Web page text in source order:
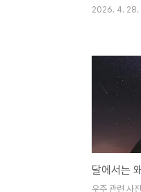
각 없이 하게
를 그냥 “위
로만 받아들
로 들어가 있
습니다. 솔직
처럼 느껴지
론이야 너무
운 실험에서
2026. 4. 28.
우주 관련 사